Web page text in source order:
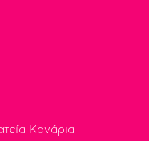
Κανάρια